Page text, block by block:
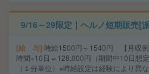
9/16～29限定｜ヘルノ短期販売[
給 与 時給1500円～1540円 【月収
時間×10日＝128,000円（期間中10日想
（１分単位）※時給設定は経験により異な